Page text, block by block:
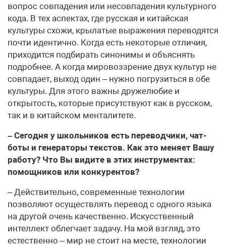
вопрос совпадения или несовпадения культурного
кода. В тех аспектах, где русская и китайская
культуры схожи, крылатые выражения переводятся
почти идентично. Когда есть некоторые отличия,
приходится подбирать синонимы и объяснять
подробнее. А когда мировоззрение двух культур не
совпадает, выход один – нужно погрузиться в обе
культуры. Для этого важны дружелюбие и
открытость, которые присутствуют как в русском,
так и в китайском менталитете.
– Сегодня у школьников есть переводчики, чат-
боты и генераторы текстов. Как это меняет Вашу
работу? Что Вы видите в этих инструментах:
помощников или конкурентов?
– Действительно, современные технологии
позволяют осуществлять перевод с одного языка
на другой очень качественно. Искусственный
интеллект облегчает задачу. На мой взгляд, это
естественно – мир не стоит на месте, технологии